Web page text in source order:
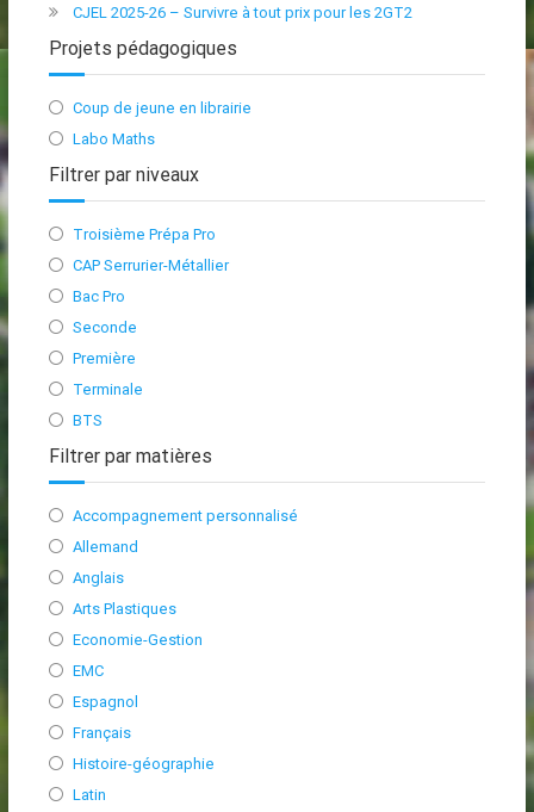
CJEL 2025-26 – Survivre à tout prix pour les 2GT2
Projets pédagogiques
Coup de jeune en librairie
Labo Maths
Filtrer par niveaux
Troisième Prépa Pro
CAP Serrurier-Métallier
Bac Pro
Seconde
Première
Terminale
BTS
Filtrer par matières
Accompagnement personnalisé
Allemand
Anglais
Arts Plastiques
Economie-Gestion
EMC
Espagnol
Français
Histoire-géographie
Latin